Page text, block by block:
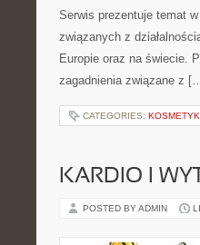
Serwis prezentuje temat
związanych z
Europie oraz na świecie.
zagadnienia związane z
CATEGORIES:
KARDIO I
POSTED BY ADMIN